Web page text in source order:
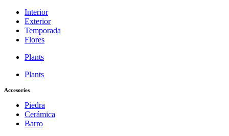
Interior
Exterior
Temporada
Flores
Plants
Plants
Accesories
Piedra
Cerámica
Barro